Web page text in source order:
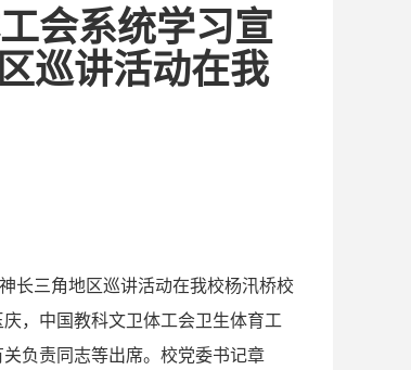
会系统学习宣
巡讲活动在我
长三角地区巡讲活动在我校杨汛桥校
，中国教科文卫体工会卫生体育工
负责同志等出席。校党委书记章